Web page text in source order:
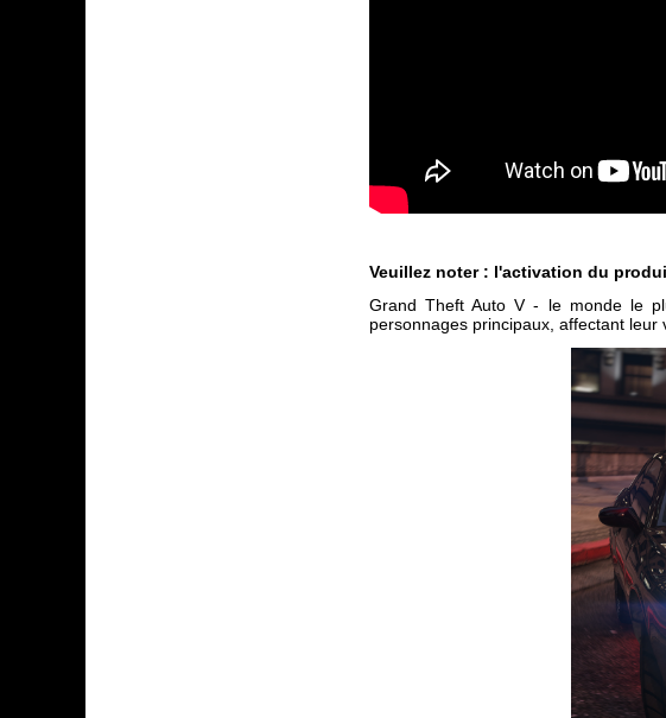
Veuillez noter : l'activation du
Grand Theft Auto V - le monde le
personnages principaux, affectant leur